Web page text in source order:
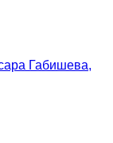
Габишева,